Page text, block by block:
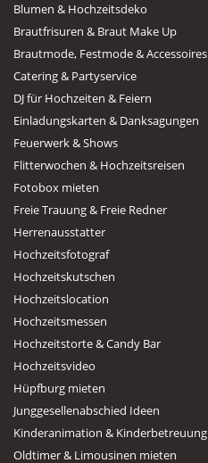
Blumen & Hochzeitsdeko
Brautfrisuren & Braut Make Up
Brautmode, Festmode & Accessoires
Catering & Partyservice
DJ für Hochzeiten & Feiern
Einladungskarten & Danksagungen
Feuerwerk & Shows
Flitterwochen & Hochzeitsreisen
Fotobox mieten
Freie Trauung & Freie Redner
Herrenausstatter
Hochzeitsfotograf
Hochzeitskutschen
Hochzeitslocation
Hochzeitsmessen
Hochzeitstorte & Candy Bar
Hochzeitsvideo
Hüpfburg mieten
Junggesellenabschied Ideen
Kinderanimation & Kinderbetreuung
Oldtimer & Limousinen mieten